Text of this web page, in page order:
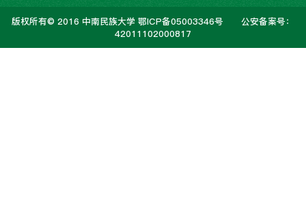
版权所有© 2016 中南民族大学 鄂ICP备05003346号 公安备案号：
42011102000817